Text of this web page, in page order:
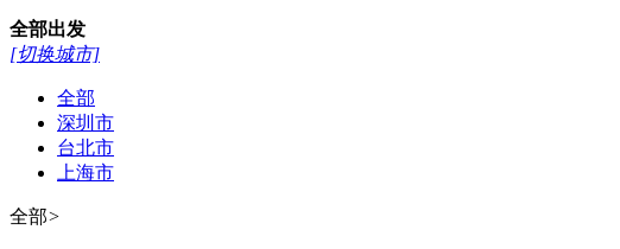
全部出发
[切换城市]
全部
深圳市
台北市
上海市
全部>